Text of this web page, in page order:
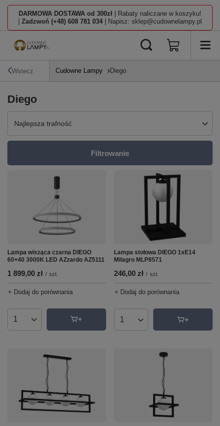
DARMOWA DOSTAWA od 300zł | Rabaty naliczane w koszyku!
Zadzwoń (+48) 608 781 034 | Napisz: sklep@cudownelampy.pl
Wstecz Cudowne Lampy Diego
Diego
Zmień sortowanie
Najlepsza trafność
Filtrowanie
Lampa wisząca czarna DIEGO
60+40 3000K LED AZzardo AZ5111
1 899,00 zł / szt.
+ Dodaj do porównania
Ilość produktów
Lampa stołowa DIEGO 1xE14
Milagro MLP8571
246,00 zł / szt.
+ Dodaj do porównania
Ilość produktów